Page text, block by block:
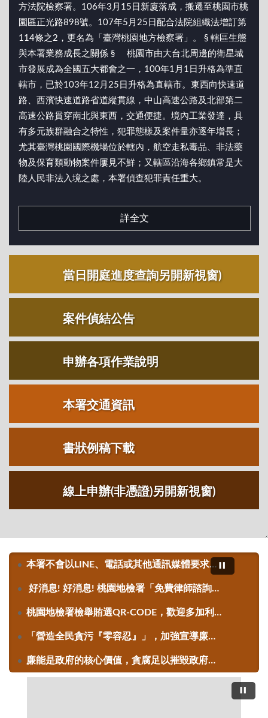
方法院檢察署。106年3月15日新廈落成，搬遷至桃園市桃
園區正光路898號。107年5月25日配合法院組織法增訂第
114條之2，更名為「臺灣桃園地方檢察署」。 § 轄區生態
與本署業務成長之關係 § 桃園市由大台北周邊的衛星城
市發展成為全國五大都會之一，100年1月1日升格為準直
轄市，已於103年12月25日升格為直轄市。東西向快速道
路、西濱快速道路省道縱貫線，中山高速公路及北部第二
高速公路貫穿南北與東西，交通便捷。境內工業發達，具
有多元族群融合之特性，犯罪態樣及案件量亦逐年增長；
尤其臺灣桃園國際機場位於轄內，航空走私毒品、非法藥
物及保育類動物案件屢見不鮮；又轄區沿海各鄉鎮常是大
陸人民非法入境之處，本署偵查犯罪責任重大。
詳全文
當日開庭進度查詢另開新視窗)
案件偵結公告
申辦各項作業說明
本署交通資訊
書狀例稿下載
線上申辦(非憑證)另開新視窗)
本署不會以LINE、電話或其他通訊媒體要求民眾進行匯款，如有接獲相關傳票、訊息或電話，請先向本署查證，並撥打165反詐騙專線通報。
好消息! 好消息! 桃園地檢署「免費律師諮詢服務」，每週一至週五下午14：00至17：00於本署「為民服務中心」律師免費諮詢服務。
桃園地檢署檢舉賄選QR-CODE，歡迎多加利用。
「營造全民貪污『零容忍』」，加強宣導廉政檢舉專線：0800-286-586及檢舉者保護機制。」
廉能是政府的核心價值，貪腐足以摧毀政府的形象，公務員應堅持廉潔，拒絕貪腐，廉政檢舉專線0800-286-586